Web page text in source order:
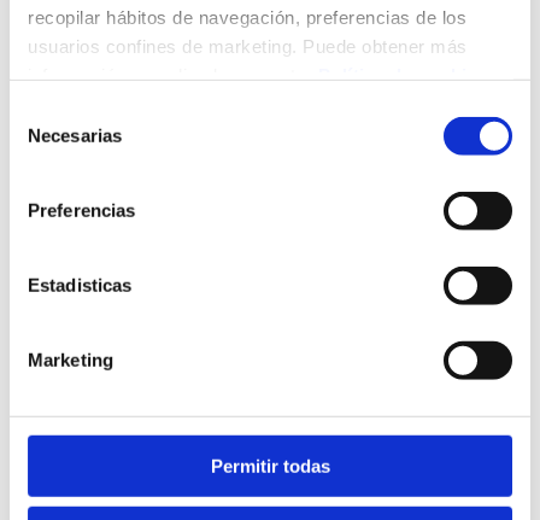
recopilar hábitos de navegación, preferencias de los
usuarios confines de marketing. Puede obtener más
Selection
Necesarias
Preferencias
Estadisticas
Marketing
Permitir todas
11 de marzo de 2020
Purus et creative varius sem nibh mattis in creative varius
egestas.